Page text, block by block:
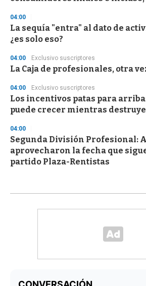
04:00
La sequía "entra" al dato de
¿es solo eso?
04:00 Exclusivo suscriptores
La Caja de profesionales, otra
04:00 Exclusivo suscriptores
Los incentivos patas para
puede crecer mientras
04:00
Segunda División Profesional:
aprovecharon la fecha que
partido Plaza-Rentistas